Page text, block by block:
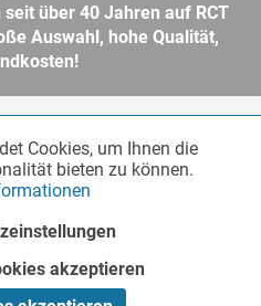
über 40 Jahren auf RCT
Auswahl, hohe Qualität,
nicht anders beschrieben.
öffentliche Institute und
des § 14 BGB. Kein Verkauf an
Aktiv
Inaktiv
Cookies, um Ihnen die
bieten zu können.
akzeptieren